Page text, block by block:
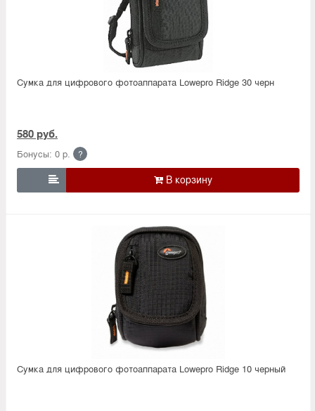
Сумка для цифрового фотоаппарата Lowepro Ridge 30 черн
580 руб.
Бонусы: 0 р. ?

Сумка для цифрового фотоаппарата Lowepro Ridge 10 черный